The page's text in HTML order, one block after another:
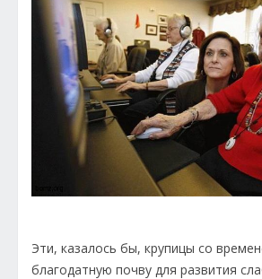
Эти, казалось бы, крупицы со
благодатную почву для развития